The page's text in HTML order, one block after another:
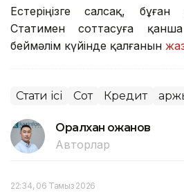
Естеріңізге салсақ, бұған
Статимен соттасуға
беймәлім күйінде қалғанын
Стати ісі Сот Кредит
Оралхан Қожанов
Авторлар
22:34, 06 Тамыз 2026